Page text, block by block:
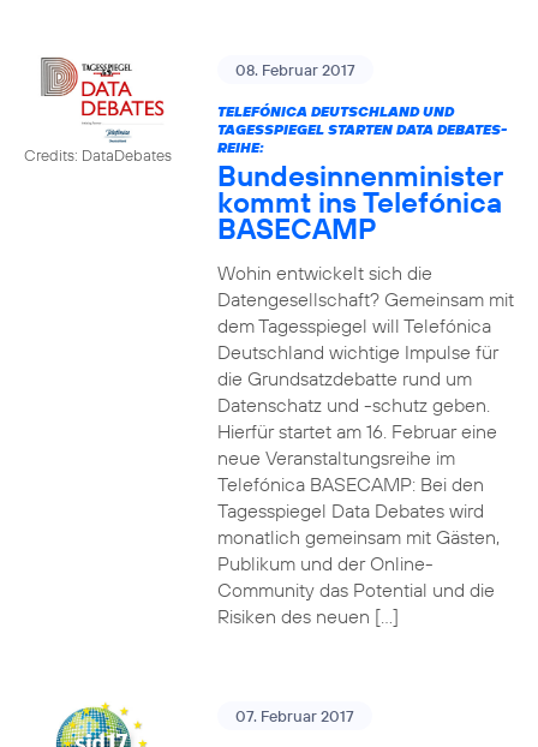
Credits: DataDebates
08. Februar 2017
TELEFÓNICA DEUTSCHLAND UND
TAGESSPIEGEL STARTEN DATA DEBATES-
REIHE:
Bundesinnenminister
kommt ins Telefónica
BASECAMP
Wohin entwickelt sich die
Datengesellschaft? Gemeinsam mit
dem Tagesspiegel will Telefónica
Deutschland wichtige Impulse für
die Grundsatzdebatte rund um
Datenschatz und -schutz geben.
Hierfür startet am 16. Februar eine
neue Veranstaltungsreihe im
Telefónica BASECAMP: Bei den
Tagesspiegel Data Debates wird
monatlich gemeinsam mit Gästen,
Publikum und der Online-
Community das Potential und die
Risiken des neuen […]
07. Februar 2017